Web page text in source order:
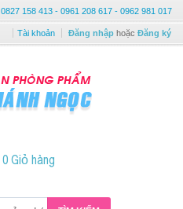
0827 158 413 - 0961 208 617 - 0962 981 017
Tài khoản Đăng nhập hoặc Đăng ký
0 Giỏ hàng